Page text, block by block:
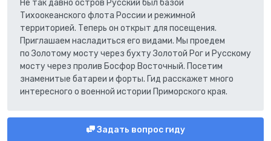
Не так давно остров Русский был базой
Тихоокеанского флота России и режимной
территорией. Теперь он открыт для посещения.
Приглашаем насладиться его видами. Мы проедем
по Золотому мосту через бухту Золотой Рог и Русскому
мосту через пролив Босфор Восточный. Посетим
знаменитые батареи и форты. Гид расскажет много
интересного о военной истории Приморского края.
Задать вопрос гиду